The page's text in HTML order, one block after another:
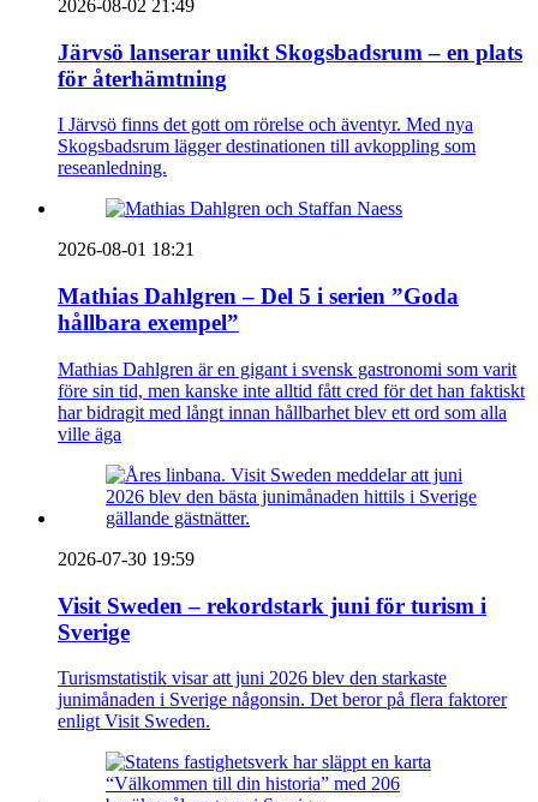
2026-08-02 21:49
Järvsö lanserar unikt Skogsbadsrum – en plats
för återhämtning
I Järvsö finns det gott om rörelse och äventyr. Med nya
Skogsbadsrum lägger destinationen till avkoppling som
reseanledning.
2026-08-01 18:21
Mathias Dahlgren – Del 5 i serien ”Goda
hållbara exempel”
Mathias Dahlgren är en gigant i svensk gastronomi som varit
före sin tid, men kanske inte alltid fått cred för det han faktiskt
har bidragit med långt innan hållbarhet blev ett ord som alla
ville äga
2026-07-30 19:59
Visit Sweden – rekordstark juni för turism i
Sverige
Turismstatistik visar att juni 2026 blev den starkaste
junimånaden i Sverige någonsin. Det beror på flera faktorer
enligt Visit Sweden.